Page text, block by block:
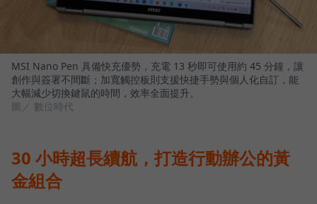
MSI Nano Pen 具備快充優勢，充電 13 秒即可使用約 45 分鐘，讓
創作與簽署不間斷；加寬觸控板則支援快捷手勢與個人化自訂，能
大幅減少切換鍵鼠的時間，效率全面提升。
圖／ 數位時代
30 小時超長續航，打造行動辦公的黃
金組合